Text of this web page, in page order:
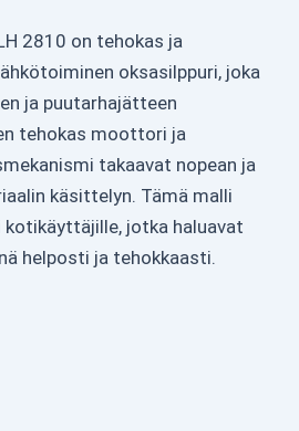
2810 on tehokas ja
oksasilppuri, joka
ja puutarhajätteen
tehokas moottori ja
takaavat nopean ja
käsittelyn. Tämä malli
jotka haluavat
helposti ja tehokkaasti.